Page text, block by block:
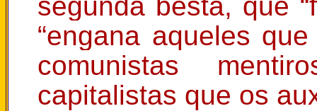
“engana aqueles
comunistas
capitalistas que os